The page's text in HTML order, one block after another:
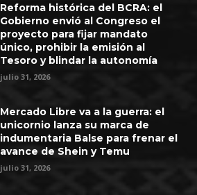
Reforma histórica del BCRA: el
Gobierno envió al Congreso el
proyecto para fijar mandato
único, prohibir la emisión al
Tesoro y blindar la autonomía
julio 31, 2026
Mercado Libre va a la guerra: el
unicornio lanza su marca de
indumentaria Balse para frenar el
avance de Shein y Temu
julio 31, 2026